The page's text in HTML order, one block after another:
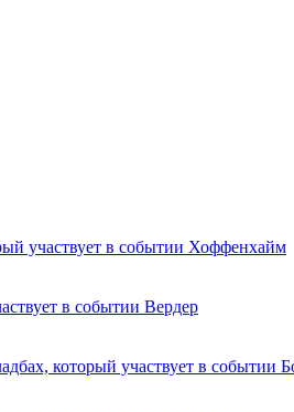
Хоффенхайм
Вердер